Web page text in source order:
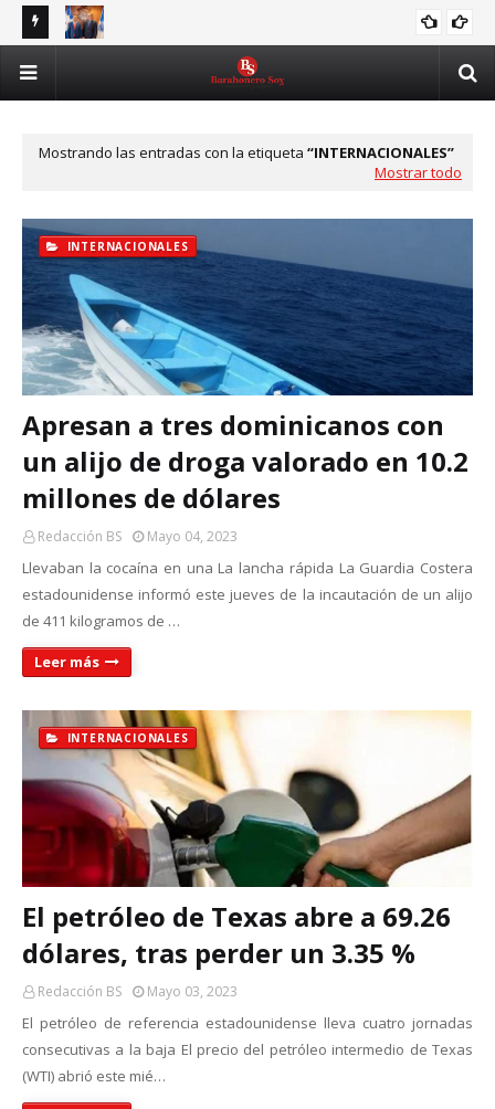
UASD e ITLA fortalecerán alianza para formar en IA,
ciberseguridad y transformación digital
Mostrando las entradas con la etiqueta
INTERNACIONALES
Mostrar todo
INTERNACIONALES
Apresan a tres dominicanos con
un alijo de droga valorado en 10.2
millones de dólares
Redacción BS Mayo 04, 2023
Llevaban la cocaína en una La lancha rápida La Guardia Costera
estadounidense informó este jueves de la incautación de un alijo
de 411 kilogramos de …
Leer más
INTERNACIONALES
El petróleo de Texas abre a 69.26
dólares, tras perder un 3.35 %
Redacción BS Mayo 03, 2023
El petróleo de referencia estadounidense lleva cuatro jornadas
consecutivas a la baja El precio del petróleo intermedio de Texas
(WTI) abrió este mié…